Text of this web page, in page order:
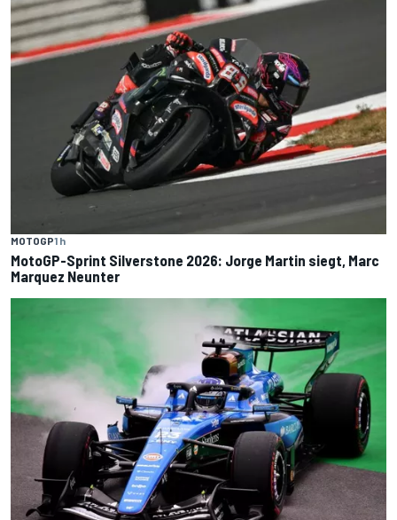
MOTOGP1 h
MotoGP-Sprint Silverstone 2026: Jorge Martin siegt, Marc
Marquez Neunter